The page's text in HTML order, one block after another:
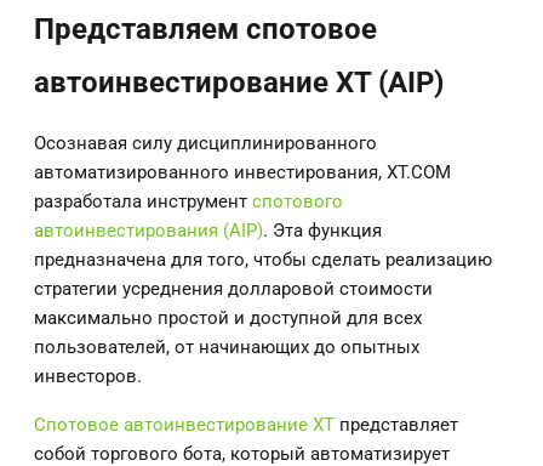
Представляем спотовое
автоинвестирование XT (AIP)
Осознавая силу дисциплинированного
автоматизированного инвестирования, XT.COM
разработала инструмент спотового
автоинвестирования (AIP). Эта функция
предназначена для того, чтобы сделать реализацию
стратегии усреднения долларовой стоимости
максимально простой и доступной для всех
пользователей, от начинающих до опытных
инвесторов.
Спотовое автоинвестирование XT представляет
собой торгового бота, который автоматизирует